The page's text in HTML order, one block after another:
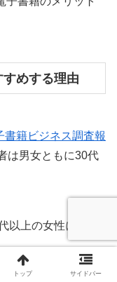
めする理由
書籍ビジネス調査報
は男女ともに30代
以上の女性になる
トップ サイドバー